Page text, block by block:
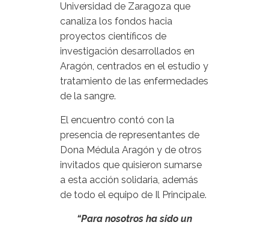
Universidad de Zaragoza que
canaliza los fondos hacia
proyectos científicos de
investigación desarrollados en
Aragón, centrados en el estudio y
tratamiento de las enfermedades
de la sangre.
El encuentro contó con la
presencia de representantes de
Dona Médula Aragón y de otros
invitados que quisieron sumarse
a esta acción solidaria, además
de todo el equipo de Il Principale.
“Para nosotros ha sido un